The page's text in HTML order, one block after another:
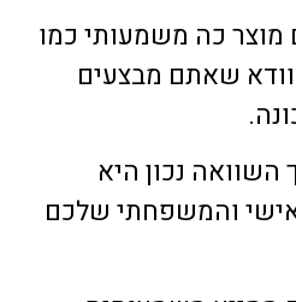
כה משמעותי כמו
שאתם מבצעים
נכון היא
והמשפחתי שלכם